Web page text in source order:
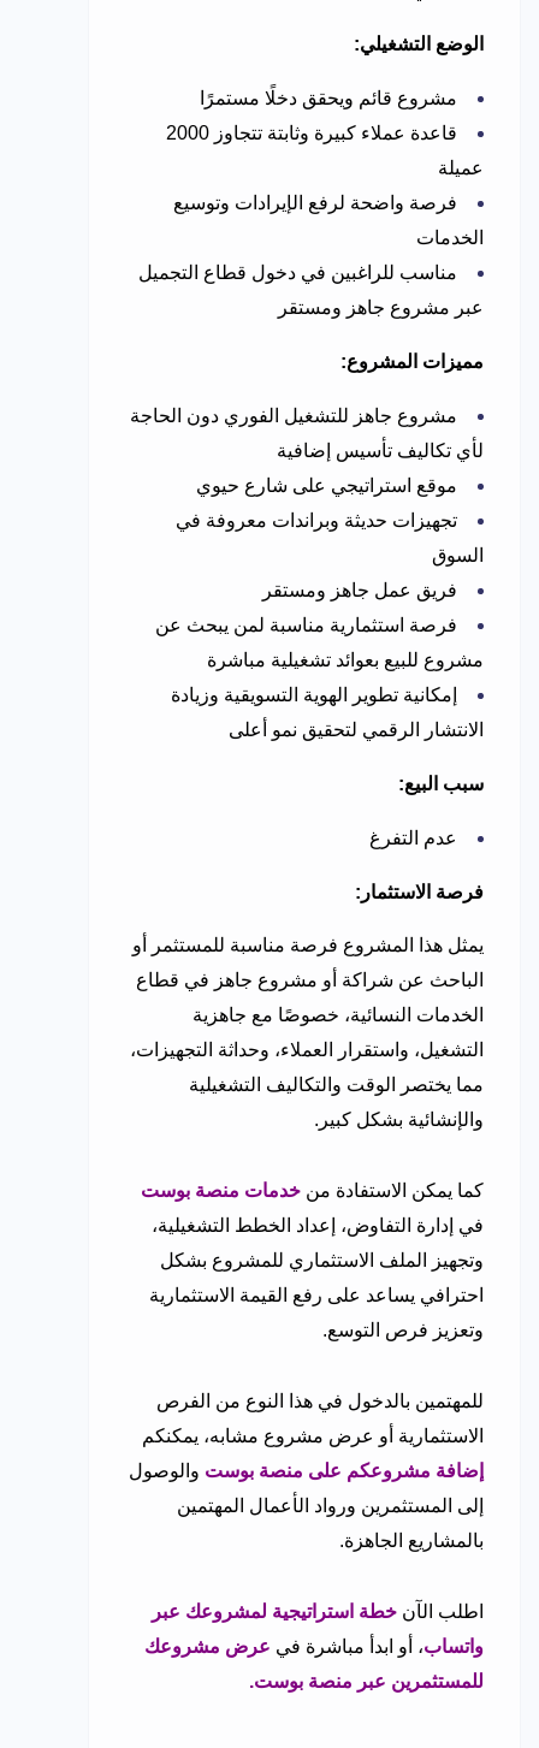
الوضع التشغيلي:
مشروع قائم ويحقق دخلًا مستمرًا
قاعدة عملاء كبيرة وثابتة تتجاوز 2000
عميلة
فرصة واضحة لرفع الإيرادات وتوسيع
الخدمات
مناسب للراغبين في دخول قطاع التجميل
عبر مشروع جاهز ومستقر
مميزات المشروع:
مشروع جاهز للتشغيل الفوري دون الحاجة
لأي تكاليف تأسيس إضافية
موقع استراتيجي على شارع حيوي
تجهيزات حديثة وبراندات معروفة في
السوق
فريق عمل جاهز ومستقر
فرصة استثمارية مناسبة لمن يبحث عن
مشروع للبيع بعوائد تشغيلية مباشرة
إمكانية تطوير الهوية التسويقية وزيادة
الانتشار الرقمي لتحقيق نمو أعلى
سبب البيع:
عدم التفرغ
فرصة الاستثمار:
يمثل هذا المشروع فرصة مناسبة للمستثمر أو
الباحث عن شراكة أو مشروع جاهز في قطاع
الخدمات النسائية، خصوصًا مع جاهزية
التشغيل، واستقرار العملاء، وحداثة التجهيزات،
مما يختصر الوقت والتكاليف التشغيلية
والإنشائية بشكل كبير.
كما يمكن الاستفادة من خدمات منصة بوست
في إدارة التفاوض، إعداد الخطط التشغيلية،
وتجهيز الملف الاستثماري للمشروع بشكل
احترافي يساعد على رفع القيمة الاستثمارية
وتعزيز فرص التوسع.
للمهتمين بالدخول في هذا النوع من الفرص
الاستثمارية أو عرض مشروع مشابه، يمكنكم
إضافة مشروعكم على منصة بوست والوصول
إلى المستثمرين ورواد الأعمال المهتمين
بالمشاريع الجاهزة.
اطلب الآن خطة استراتيجية لمشروعك عبر
واتساب، أو ابدأ مباشرة في عرض مشروعك
للمستثمرين عبر منصة بوست.